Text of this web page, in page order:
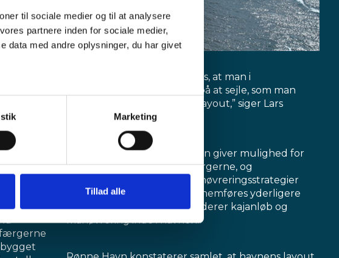
til sociale medier og til at analysere
partnere inden for sociale medier,
data med andre oplysninger, du har givet
Marketing
Tillad alle
der er
et
blev udnyttet. Det ærgrer os, at man i
simuleringerne insisterede på at sejle, som man
gjorde i det tidligere havnelayout,” siger Lars
Nordahl, Rønne Havn A/S.
Rapporten fastslår, at havnen giver mulighed for
sikker sejlads med hurtigfærgerne, og
anbefaler, at færgernes manøvreringsstrategier
revurderes samt at der gennemføres yderligere
simulationer, der også inkluderer kajanløb og
manøvrering inde i havnen.